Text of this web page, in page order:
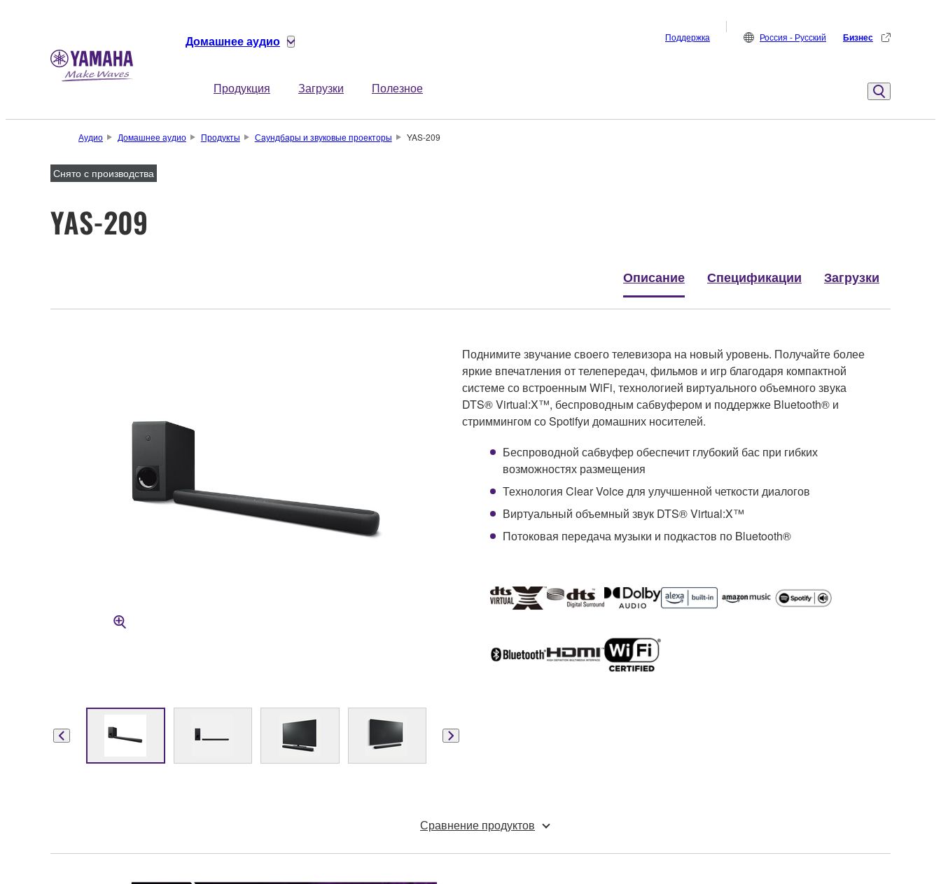
Домашнее аудио
Продукция Загрузки Полезное
Поддержка Россия - Русский Бизнес
Аудио Домашнее аудио Продукты Саундбары и звуковые проекторы YAS-209
Снято с производства
YAS-209
Описание Спецификации Загрузки
Поднимите звучание своего телевизора на новый уровень. Получайте более
яркие впечатления от телепередач, фильмов и игр благодаря компактной
системе со встроенным WiFi, технологией виртуального объемного звука
DTS® Virtual:X™, беспроводным сабвуфером и поддержке Bluetooth® и
стриммингом со Spotifyи домашних носителей.
Беспроводной сабвуфер обеспечит глубокий бас при гибких
возможностях размещения
Технология Clear Voice для улучшенной четкости диалогов
Виртуальный объемный звук DTS® Virtual:X™
Потоковая передача музыки и подкастов по Bluetooth®
Сравнение продуктов